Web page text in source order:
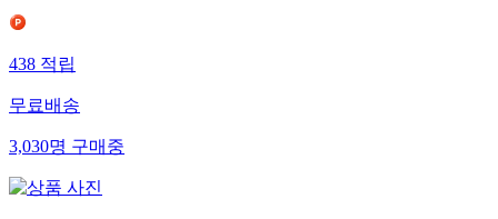
438적립
무료배송
3,030명구매중